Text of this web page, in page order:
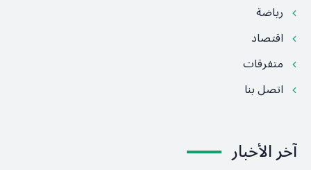
رياضة
اقتصاد
متفرقات
اتصل بنا
آخر الأخبار